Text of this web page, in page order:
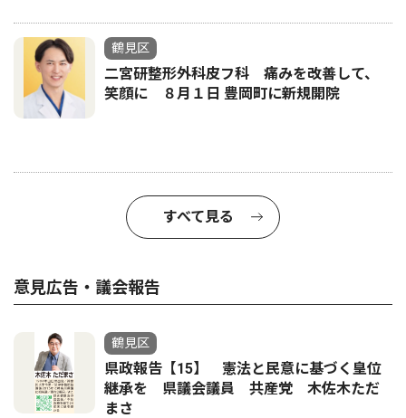
鶴見区
二宮研整形外科皮フ科 痛みを改善して、
笑顔に ８月１日 豊岡町に新規開院
すべて見る
意見広告・議会報告
鶴見区
県政報告【15】 憲法と民意に基づく皇位
継承を 県議会議員 共産党 木佐木ただ
まさ